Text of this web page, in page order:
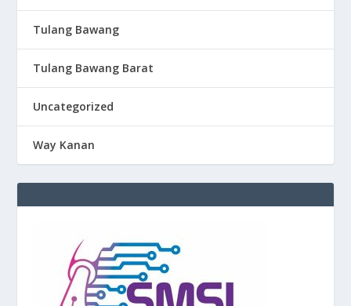
Tulang Bawang
Tulang Bawang Barat
Uncategorized
Way Kanan